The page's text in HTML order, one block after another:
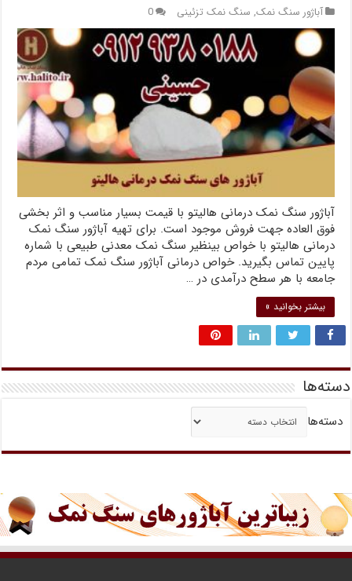
آباژور سنگ نمک, سنگ نمک تزئینی 0
آباژور سنگ نمک درمانی هالیتو با قیمت بسیار مناسب و اثر بخشی
فوق العاده جهت فروش موجود است. برای تهیه آباژور سنگ نمک
درمانی هالیتو با خواص بینظیر سنگ نمک معدنی طبیعی با شماره
پایین تماس بگیرید. خواص درمانی آباژور سنگ نمک تمامی مردم
جامعه با هر سطح درآمدی در …
بیشتر بخوانید »
دسته‌ها
دسته‌ها